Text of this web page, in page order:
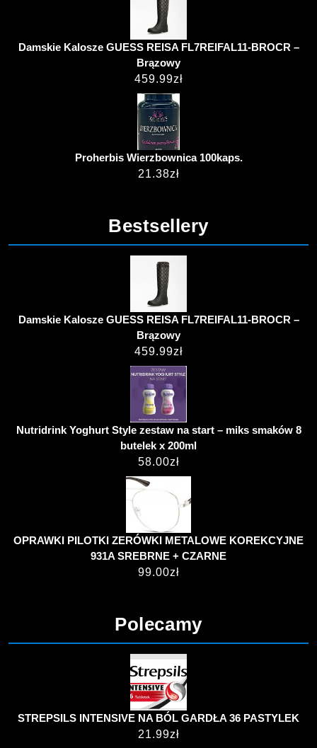
Damskie Kalosze GUESS REISA FL7REIFAL11-BROCR –
Brązowy
459.99zł
Proherbis Wierzbownica 100kaps.
21.38zł
Bestsellery
Damskie Kalosze GUESS REISA FL7REIFAL11-BROCR –
Brązowy
459.99zł
Nutridrink Yoghurt Style zestaw na start – miks smaków 8
butelek x 200ml
58.00zł
OPRAWKI PILOTKI ZERÓWKI METALOWE KOREKCYJNE
931A SREBRNE + CZARNE
99.00zł
Polecamy
STREPSILS INTENSIVE NA BÓL GARDŁA 36 PASTYLEK
21.99zł